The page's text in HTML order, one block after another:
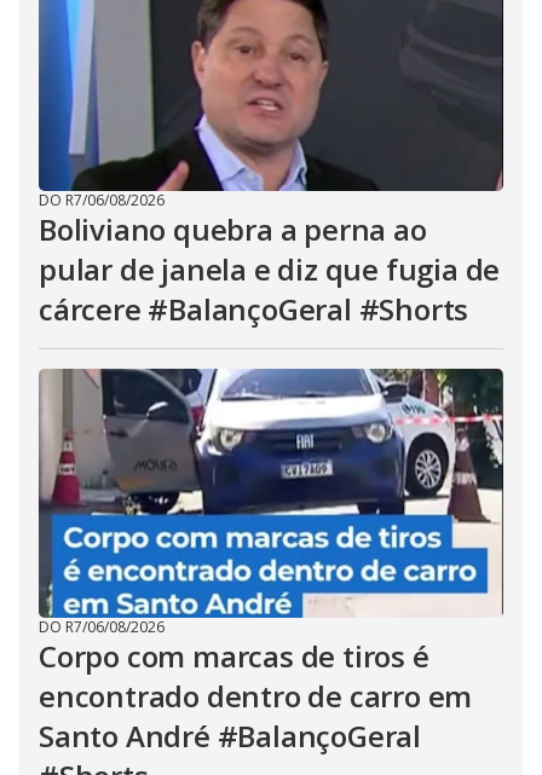
DO R7/06/08/2026
Boliviano quebra a perna ao
pular de janela e diz que fugia de
cárcere #BalançoGeral #Shorts
DO R7/06/08/2026
Corpo com marcas de tiros é
encontrado dentro de carro em
Santo André #BalançoGeral